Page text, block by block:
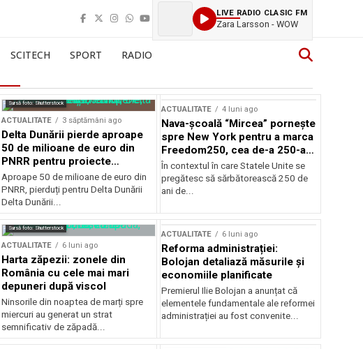
LIVE RADIO CLASIC FM
Zara Larsson - WOW
SCITECH SPORT RADIO
Sursă foto: Shutterstock
ACTUALITATE 3 săptămâni ago
Delta Dunării pierde aproape
50 de milioane de euro din
PNRR pentru proiecte
esențiale
Aproape 50 de milioane de euro din
PNRR, pierduți pentru Delta Dunării
Delta Dunării...
ACTUALITATE 4 luni ago
Nava-școală “Mircea” pornește
spre New York pentru a marca
Freedom250, cea de-a 250-a
aniversare a Statelor Unite
În contextul în care Statele Unite se
pregătesc să sărbătorească 250 de
ani de...
Sursă foto: Shutterstock
ACTUALITATE 6 luni ago
Harta zăpezii: zonele din
România cu cele mai mari
depuneri după viscol
Ninsorile din noaptea de marți spre
miercuri au generat un strat
semnificativ de zăpadă...
ACTUALITATE 6 luni ago
Reforma administrației:
Bolojan detaliază măsurile și
economiile planificate
Premierul Ilie Bolojan a anunțat că
elementele fundamentale ale reformei
administrației au fost convenite...